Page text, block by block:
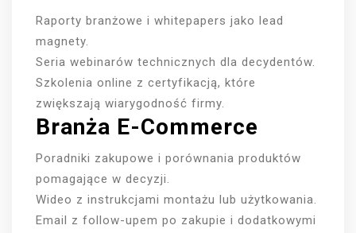
Raporty branżowe i whitepapers jako lead
magnety.
Seria webinarów technicznych dla decydentów.
Szkolenia online z certyfikacją, które
zwiększają wiarygodność firmy.
Branża E-Commerce
Poradniki zakupowe i porównania produktów
pomagające w decyzji.
Wideo z instrukcjami montażu lub użytkowania.
Email z follow-upem po zakupie i dodatkowymi